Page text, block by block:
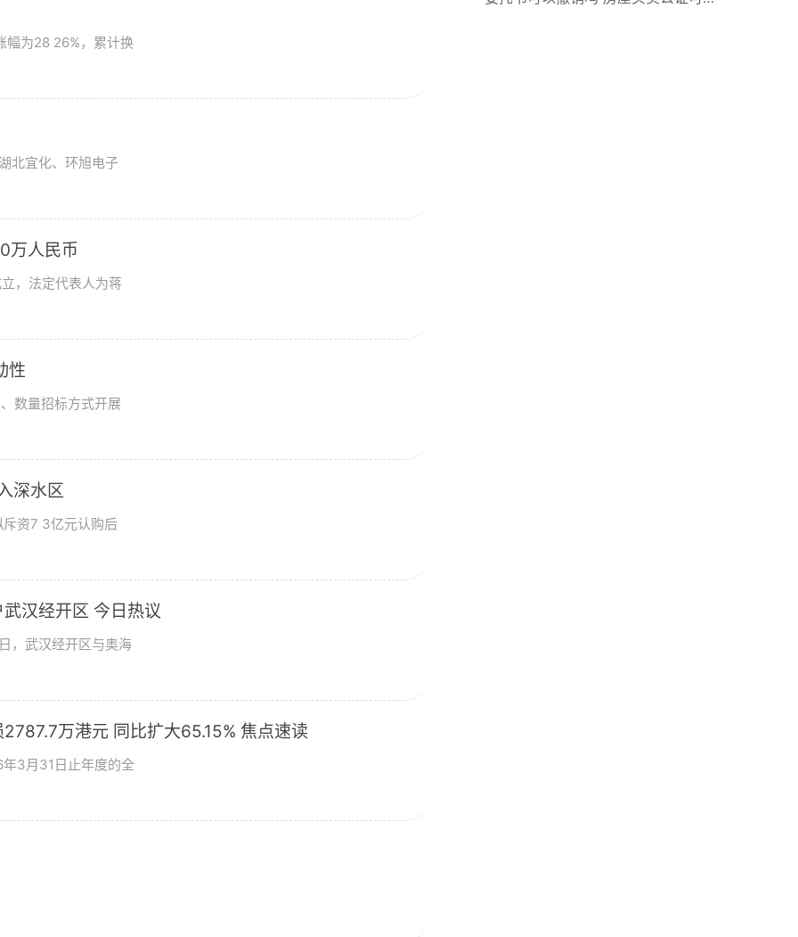
幅为28 26%，累计换
北宜化、环旭电子
万人民币
，法定代表人为蒋
性
数量招标方式开展
深水区
资7 3亿元认购后
汉经开区 今日热议
，武汉经开区与奥海
万港元 同比扩大65.15% 焦点速读
3月31日止年度的全